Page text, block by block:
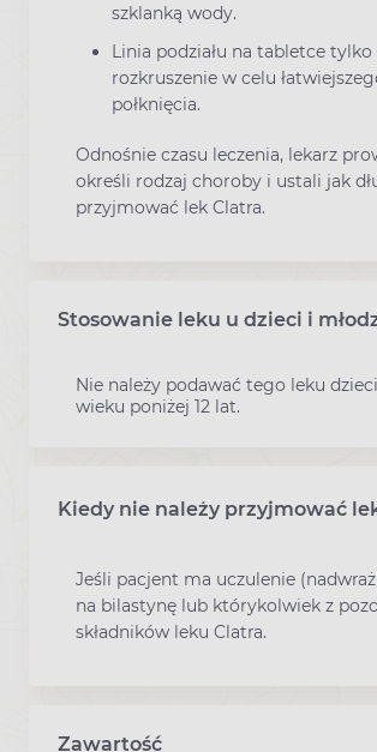
szklanką wody.
Linia podziału na tabletce tylko
rozkruszenie w celu
połknięcia.
Odnośnie czasu leczenia, lekarz
określi rodzaj choroby i ustali jak
przyjmować lek Clatra.
Stosowanie leku u dzieci i
Nie należy podawać tego leku
wieku poniżej 12 lat.
Kiedy nie należy przyjmować
Jeśli pacjent ma uczulenie
na bilastynę lub którykolwiek z
składników leku Clatra.
Zawartość